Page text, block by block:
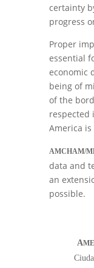
certainty
progress
Proper
essential
economic
being of
of the
respected
America
AMCHAM/
data and
an
possible.
A